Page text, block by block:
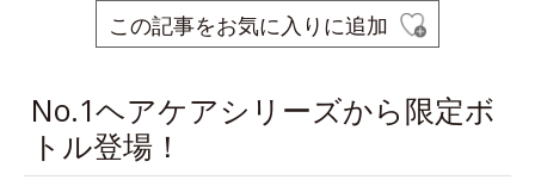
この記事をお気に入りに追加
No.1ヘアケアシリーズから限定ボ
トル登場！